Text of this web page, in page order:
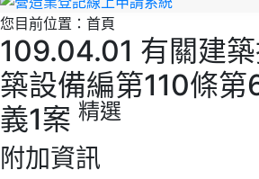
您目前位置： 首頁
109.04.01 有關建
築設備編第110條第
義1案 精選
附加資訊